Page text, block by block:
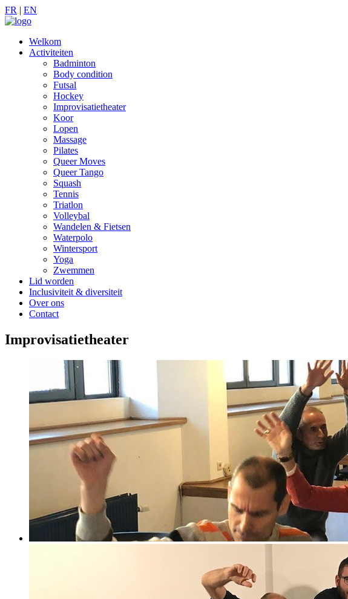
FR | EN
Welkom
Activiteiten
Badminton
Body condition
Futsal
Hockey
Improvisatietheater
Koor
Lopen
Massage
Pilates
Queer Moves
Queer Tango
Squash
Tennis
Triatlon
Volleybal
Wandelen & Fietsen
Waterpolo
Wintersport
Yoga
Zwemmen
Lid worden
Inclusiviteit & diversiteit
Over ons
Contact
Improvisatietheater